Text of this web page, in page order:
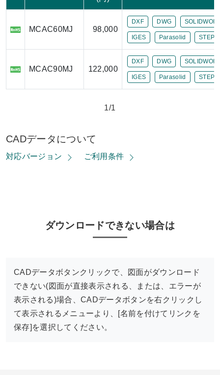
MCAC60MJ 98,000
DXF DWG
IGES Parasolid STEP
MCAC90MJ 122,000
DXF DWG
IGES Parasolid STEP
1/1
CADデータについて
対応バージョン ご利用条件
ダウンロードできない場合は
CADデータボタンクリックで、図面がダウンロード
できない(図面が直接表示される、または、エラーが
表示される)場合、CADデータボタンを右クリックし
て表示されるメニューより、[名前を付けてリンクを
保存]を選択してください。